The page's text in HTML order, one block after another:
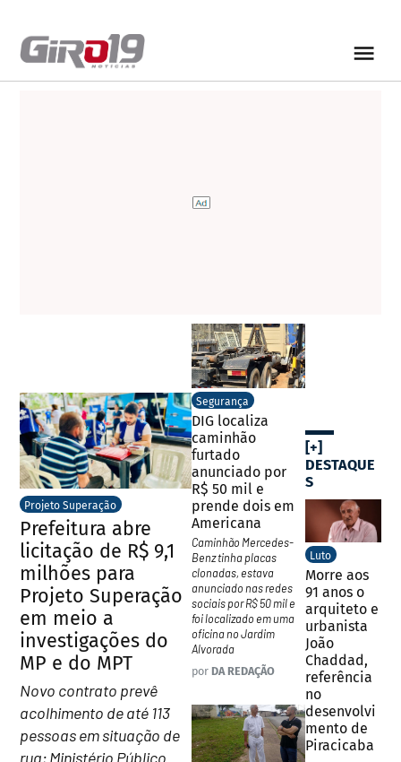
Projeto Superação
Prefeitura abre
licitação de R$ 9,1
milhões para
Projeto Superação
em meio a
investigações do
MP e do MPT
Novo contrato prevê
acolhimento de até 113
pessoas em situação de
rua; Ministério Público
Segurança
DIG localiza
caminhão
furtado
anunciado por
R$ 50 mil e
prende dois em
Americana
Caminhão Mercedes-
Benz tinha placas
clonadas, estava
anunciado nas redes
sociais por R$ 50 mil e
foi localizado em uma
oficina no Jardim
Alvorada
por DA REDAÇÃO
[+]
DESTAQUE
S
Luto
Morre aos
91 anos o
arquiteto e
urbanista
João
Chaddad,
referência
no
desenvolvi
mento de
Piracicaba